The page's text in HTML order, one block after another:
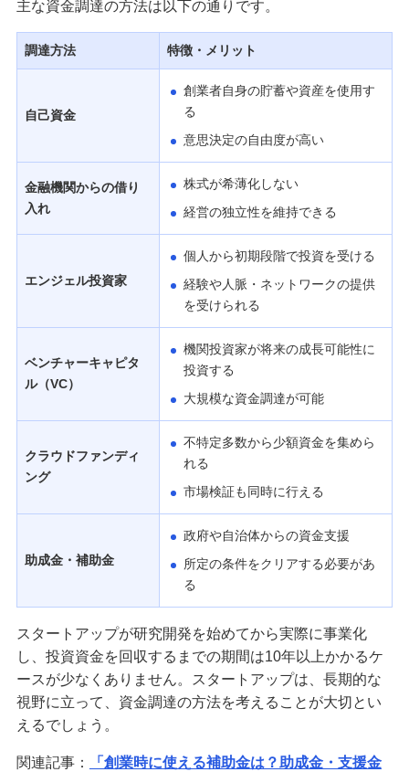
主な資金調達の方法は以下の通りです。
調達方法 特徴・メリット
自己資金
創業者自身の貯蓄や資産を使用す
る
意思決定の自由度が高い
金融機関からの借り
入れ
株式が希薄化しない
経営の独立性を維持できる
エンジェル投資家
個人から初期段階で投資を受ける
経験や人脈・ネットワークの提供
を受けられる
ベンチャーキャピタ
ル（VC）
機関投資家が将来の成長可能性に
投資する
大規模な資金調達が可能
クラウドファンディ
ング
不特定多数から少額資金を集めら
れる
市場検証も同時に行える
助成金・補助金
政府や自治体からの資金支援
所定の条件をクリアする必要があ
る
スタートアップが研究開発を始めてから実際に事業化
し、投資資金を回収するまでの期間は10年以上かかるケ
ースが少なくありません。スタートアップは、長期的な
視野に立って、資金調達の方法を考えることが大切とい
えるでしょう。
関連記事：
「創業時に使える補助金は？助成金・支援金